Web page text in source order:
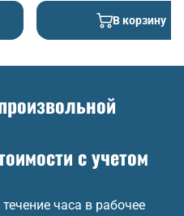
В корзину
с учетом
часа в рабочее